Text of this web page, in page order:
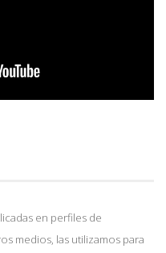
en perfiles de
medios, las utilizamos para